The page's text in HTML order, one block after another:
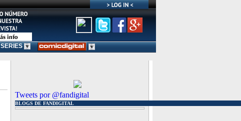
SERIES
Tweets por @fandigital
BLOGS DE FANDIGITAL